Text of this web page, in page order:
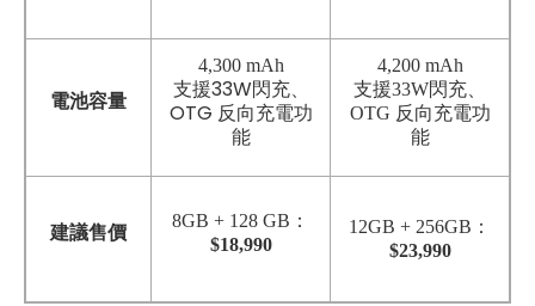
電池容量
4,300 mAh
支援33W閃充、
OTG 反向充電功
能
4,200 mAh
支援33W閃充、
OTG 反向充電功
能
建議售價
8GB + 128 GB：
$18,990
12GB + 256GB：
$23,990